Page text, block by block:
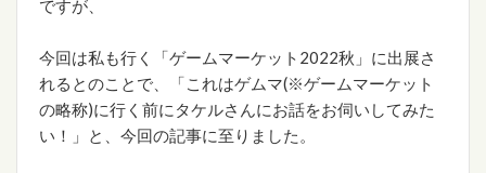
ですが、
今回は私も行く「ゲームマーケット2022秋」に出展さ
れるとのことで、「これはゲムマ(※ゲームマーケット
の略称)に行く前にタケルさんにお話をお伺いしてみた
い！」と、今回の記事に至りました。